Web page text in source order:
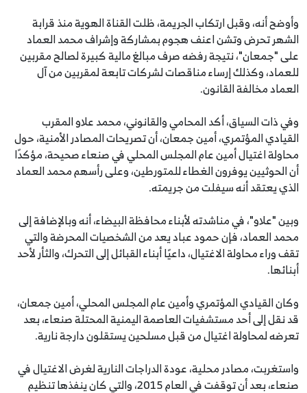
وأوضح أنه، وقبل ارتكاب الجريمة، ظلت القناة الهوية منذ قرابة
الشهر تحرض وتشن اعنف هجوم بمشاركة وإشراف محمد العماد
على "جمعان"، نتيجة رفضه صرف مبالغ مالية كبيرة لصالح مقربين
للعماد، وكذلك إرساء مناقصات لشركات تابعة لمقربين من آل
العماد مخالفة القانون.
وفي ذات السياق، أكد المحامي والقانوني، محمد علاو المقرب
القيادي المؤتمري، أمين جمعان، أن تصريحات المصادر الأمنية، حول
محاولة اغتيال أمين عام المجلس المحلي في صنعاء صحيحة، مؤكدًا
أن الحوثيين يوفرون الغطاء للمتورطين، وعلى رأسهم محمد العماد
الذي يعتقد أنه سيفلت من جريمته.
وبين "علاو"، في مناشدته لأبناء محافظة البيضاء، أنه وبالإضافة إلى
محمد العماد، فإن حمود عباد يعد من الشخصيات المحرضة والتي
تقف وراء محاولة الاغتيال، داعيًا أبناء القبائل إلى التحرك، والثأر لأحد
أبنائها.
وكان القيادي المؤتمري وأمين عام المجلس المحلي، أمين جمعان،
قد نقل إلى أحد مستشفيات العاصمة اليمنية المحتلة صنعاء، بعد
تعرضه لمحاولة اغتيال من قبل مسلحين يستقلون دارجة نارية.
واستغربت، مصادر محلية، عودة الدراجات النارية لغرض الاغتيال في
صنعاء، بعد أن توقفت في العام 2015، والتي كان ينفذها تنظيم